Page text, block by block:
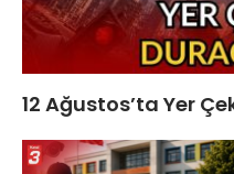
12 Ağustos’ta Yer